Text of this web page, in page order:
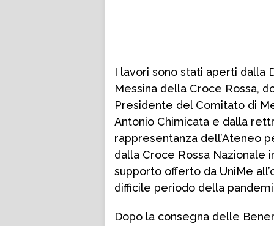
I lavori sono stati aperti dalla
Messina della Croce Rossa,
Presidente del Comitato di
Antonio Chimicata e dalla
rappresentanza dell’Ateneo
dalla Croce Rossa Nazionale
supporto offerto da UniMe
difficile periodo della
Dopo la consegna delle